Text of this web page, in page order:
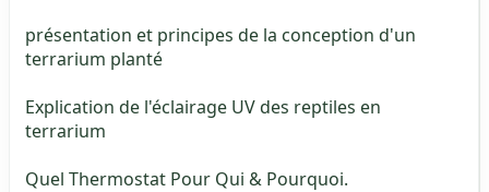
présentation et principes de la conception d'un
terrarium planté
Explication de l'éclairage UV des reptiles en
terrarium
Quel Thermostat Pour Qui & Pourquoi.